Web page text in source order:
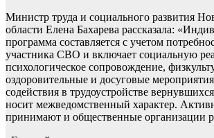
Министр труда и социального развития
области Елена Бахарева рассказала:
программа составляется с учетом
участника СВО и включает социальную
психологическое сопровождение,
оздоровительные и досуговые
содействия в трудоустройстве
носит межведомственный характер.
принимают и общественные организации